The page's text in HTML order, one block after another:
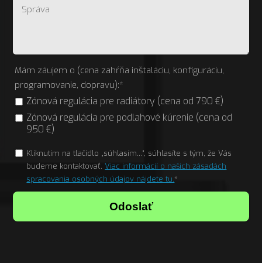
Mám záujem o (cena zahŕňa inštaláciu, konfiguráciu,
programovanie, dopravu):*
Zónová regulácia pre radiátory (cena od 790 €)
Zónová regulácia pre podlahové kúrenie (cena od
950 €)
Kliknutím na tlačidlo „súhlasím...“, súhlasíte s tým, že Vás
budeme kontaktovať. Viac informácií o našich zásadách
spracovania osobných údajov nájdete tu.*
Odoslať